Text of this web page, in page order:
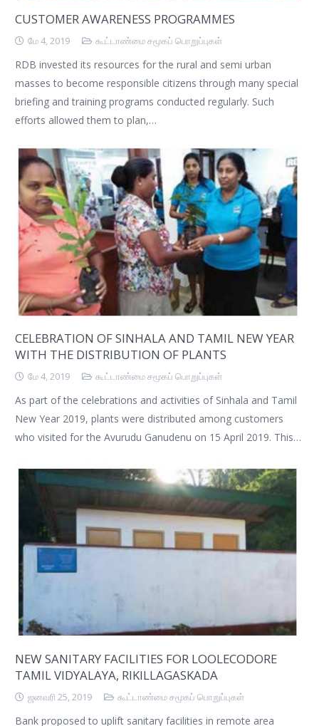
CUSTOMER AWARENESS PROGRAMMES
மே 4, 2019 கூட்டாண்மை சமூகப் பொறுப்புகள்
RDB invested its resources for the rural and semi urban
masses to become responsible citizens through many special
briefing and training programs conducted regularly. Such
efforts allowed them to plan,…
CELEBRATION OF SINHALA AND TAMIL NEW YEAR
WITH THE DISTRIBUTION OF PLANTS
மே 4, 2019 கூட்டாண்மை சமூகப் பொறுப்புகள்
As part of the celebrations and activities of Sinhala and Tamil
New Year 2019, plants were distributed among customers
who visited for the Avurudu Ganudenu on 15 April 2019. This…
NEW SANITARY FACILITIES FOR LOOLECODORE
TAMIL VIDYALAYA, RIKILLAGASKADA
ஜனவரி 25, 2019 கூட்டாண்மை சமூகப் பொறுப்புகள்
Bank proposed to uplift sanitary facilities in remote area